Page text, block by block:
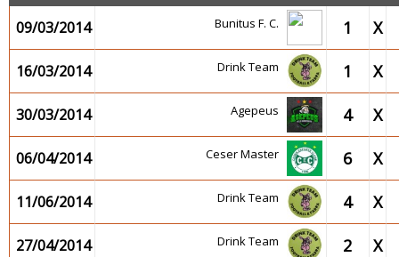
09/03/2014
Bunitus F. C. 1 X
16/03/2014 Drink Team 1 X
30/03/2014 Agepeus 4 X
06/04/2014 Ceser Master 6 X
11/06/2014 Drink Team 4 X
27/04/2014 Drink Team 2 X